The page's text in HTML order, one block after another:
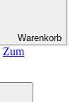
Warenkorb
Zum